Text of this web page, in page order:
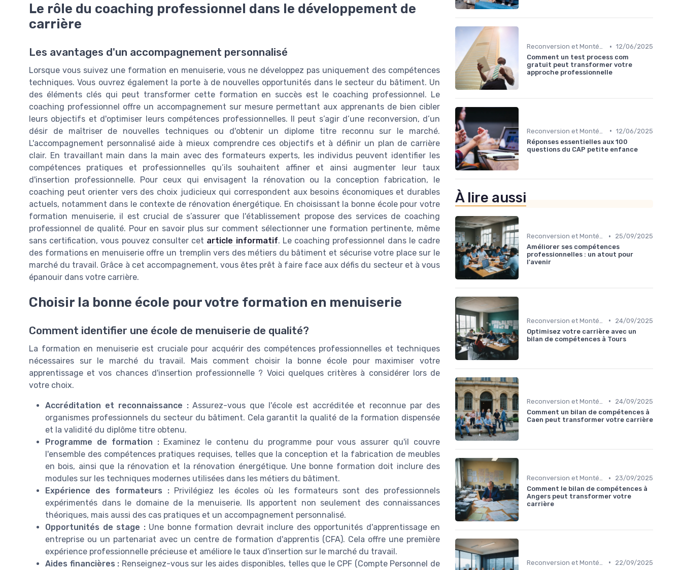
Le rôle du coaching professionnel dans le développement de
carrière
Les avantages d'un accompagnement personnalisé
Lorsque vous suivez une formation en menuiserie, vous ne développez pas uniquement des compétences
techniques. Vous ouvrez également la porte à de nouvelles opportunités dans le secteur du bâtiment. Un
des éléments clés qui peut transformer cette formation en succès est le coaching professionnel. Le
coaching professionnel offre un accompagnement sur mesure permettant aux apprenants de bien cibler
leurs objectifs et d'optimiser leurs compétences professionnelles. Il peut s’agir d’une reconversion, d’un
désir de maîtriser de nouvelles techniques ou d'obtenir un diplome titre reconnu sur le marché.
L'accompagnement personnalisé aide à mieux comprendre ces objectifs et à définir un plan de carrière
clair. En travaillant main dans la main avec des formateurs experts, les individus peuvent identifier les
compétences pratiques et professionnelles qu’ils souhaitent affiner et ainsi augmenter leur taux
d'insertion professionnelle. Pour ceux qui envisagent la rénovation ou la conception fabrication, le
coaching peut orienter vers des choix judicieux qui correspondent aux besoins économiques et durables
actuels, notamment dans le contexte de rénovation énergétique. En choisissant la bonne école pour votre
formation menuiserie, il est crucial de s’assurer que l'établissement propose des services de coaching
professionnel de qualité. Pour en savoir plus sur comment sélectionner une formation pertinente, même
sans certification, vous pouvez consulter cet article informatif. Le coaching professionnel dans le cadre
des formations en menuiserie offre un tremplin vers des métiers du bâtiment et sécurise votre place sur le
marché du travail. Grâce à cet accompagnement, vous êtes prêt à faire face aux défis du secteur et à vous
épanouir dans votre carrière.
Choisir la bonne école pour votre formation en menuiserie
Comment identifier une école de menuiserie de qualité?
La formation en menuiserie est cruciale pour acquérir des compétences professionnelles et techniques
nécessaires sur le marché du travail. Mais comment choisir la bonne école pour maximiser votre
apprentissage et vos chances d'insertion professionnelle ? Voici quelques critères à considérer lors de
votre choix.
Accréditation et reconnaissance :Assurez-vous que l'école est accréditée et reconnue par des
organismes professionnels du secteur du bâtiment. Cela garantit la qualité de la formation dispensée
et la validité du diplôme titre obtenu.
Programme de formation :Examinez le contenu du programme pour vous assurer qu'il couvre
l'ensemble des compétences pratiques requises, telles que la conception et la fabrication de meubles
en bois, ainsi que la rénovation et la rénovation énergétique. Une bonne formation doit inclure des
modules sur les techniques modernes utilisées dans les métiers du bâtiment.
Expérience des formateurs :Privilégiez les écoles où les formateurs sont des professionnels
expérimentés dans le domaine de la menuiserie. Ils apportent non seulement des connaissances
théoriques, mais aussi des cas pratiques et un accompagnement personnalisé.
Opportunités de stage :Une bonne formation devrait inclure des opportunités d'apprentissage en
entreprise ou un partenariat avec un centre de formation d'apprentis (CFA). Cela offre une première
expérience professionnelle précieuse et améliore le taux d'insertion sur le marché du travail.
Aides financières : Renseignez-vous sur les aides disponibles, telles que le CPF (Compte Personnel de
Reconversion et Montée en Compétences • 12/06/2025
Comment un test process com
gratuit peut transformer votre
approche professionnelle
• 12/06/2025
Réponses essentielles aux 100
questions du CAP petite enfance
À lire aussi
Reconversion et Montée en Compétences •
25/09/2025
Améliorer ses compétences
professionnelles : un atout pour
l'avenir
•
24/09/2025
Optimisez votre carrière avec un
bilan de compétences à Tours
•
24/09/2025
Comment un bilan de compétences à
Caen peut transformer votre carrière
Reconversion et Montée en Compétences •
23/09/2025
Comment le bilan de compétences à
Angers peut transformer votre
carrière
•
22/09/2025